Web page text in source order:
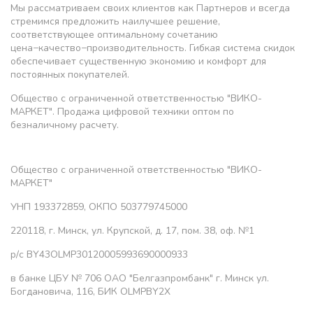
Мы рассматриваем своих клиентов как Партнеров и всегда
стремимся предложить наилучшее решение,
соответствующее оптимальному сочетанию
цена−качество−производительность. Гибкая система скидок
обеспечивает существенную экономию и комфорт для
постоянных покупателей.
Общество с ограниченной ответственностью "ВИКО-
МАРКЕТ". Продажа цифровой техники оптом по
безналичному расчету.
Общество с ограниченной ответственностью "ВИКО-
МАРКЕТ"
УНП 193372859, ОКПО 503779745000
220118, г. Минск, ул. Крупской, д. 17, пом. 38, оф. №1
р/с BY43OLMP30120005993690000933
в банке ЦБУ № 706 ОАО "Белгазпромбанк" г. Минск ул.
Богдановича, 116, БИК OLMPBY2X